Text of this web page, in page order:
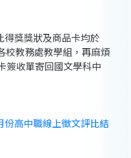
得獎獎狀及商品卡均於
校教務處教學組，再麻煩
簽收單寄回國文學科中
份高中職線上徵文評比結